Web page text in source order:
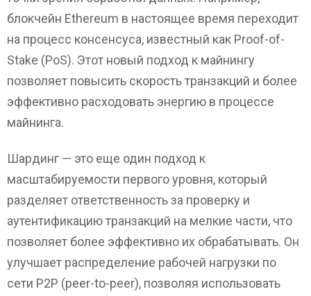
блокчейн Ethereum в настоящее время переходит
на процесс консенсуса, известный как Proof-of-
Stake (PoS). Этот новый подход к майнингу
позволяет повысить скорость транзакций и более
эффективно расходовать энергию в процессе
майнинга.
Шардинг — это еще один подход к
масштабируемости первого уровня, который
разделяет ответственность за проверку и
аутентификацию транзакций на мелкие части, что
позволяет более эффективно их обрабатывать. Он
улучшает распределение рабочей нагрузки по
сети P2P (peer-to-peer), позволяя использовать